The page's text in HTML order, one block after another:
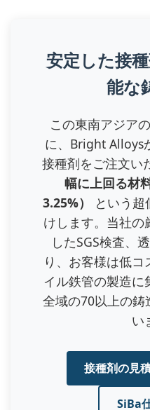
安定した接
能な
この東南アジア
に、Bright Alloys
接種剤をご注文い
幅に上回る材
3.25%）
という
けします。当社の
したSGS検査、
り、お客様は低
イル鉄管の製造
全域の70以上の鋳
い
接種剤の見
SiBa